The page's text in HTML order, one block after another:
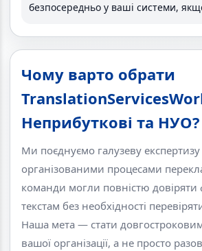
безпосередньо у ваші системи,
Чому варто обрати
Неприбуткові та НУО?
Ми поєднуємо галузеву
організованими процесами
команди могли повністю
текстам без необхідності
Наша мета — стати
вашої організації, а не просто